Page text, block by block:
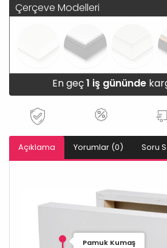
Çerçeve Modelleri
En geç1 iş gününde
Açıklama Yorumlar (0) Soru
Pamuk Kumaş